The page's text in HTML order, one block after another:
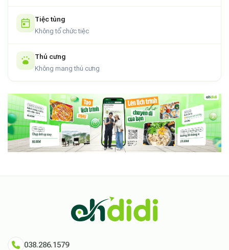
Tiệc tùng
Không tổ chức tiệc
Thú cưng
Không mang thú cưng
038.286.1579